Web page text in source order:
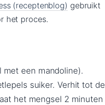
(receptenblog) gebruikt
het proces.
met een mandoline).
suiker. Verhit tot de
het mengsel 2 minuten